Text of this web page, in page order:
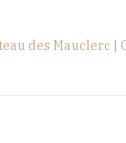
des Mauclerc |